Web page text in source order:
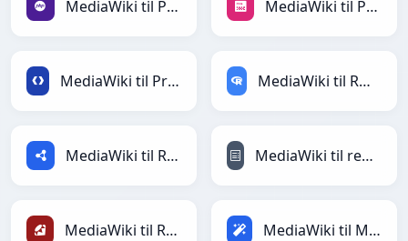
MediaWiki til PHP MediaWiki til PNG
MediaWiki til Protobuf MediaWiki til RDataFrame
MediaWiki til RDF MediaWiki til reStructuredText
MediaWiki til Ruby MediaWiki til Magic